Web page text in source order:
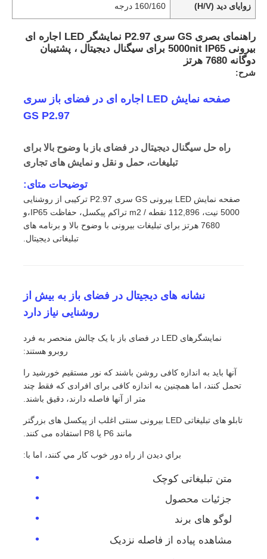
محصولات
ویدیو
نمایش VR
بازدید از کارخانه
زوایای دید (H/V) 160/160 درجه
راهنمای بصری GS سری P2.97 نمایشگر LED اجاره ای
بیرونی 5000nit IP65 برای سیگنال دیجیتال ، پشتیبان
دوگانه 7680 هرتز
شرح:
صفحه نمایش LED اجاره ای در فضای باز سری
GS P2.97
راه حل سیگنال دیجیتال در فضای باز با وضوح بالا برای
تبلیغات، حمل و نقل و نمایش های تجاری
توضیحات متای:
صفحه نمایش LED بیرونی GS سری P2.97 ترکیبی از روشنایی
5000 نیت، 112,896 نقطه / m2 تراکم پیکسل، حفاظت IP65،و
7680 هرتز برای تبلیغات بیرونی با وضوح بالا و برنامه های
تبلیغاتی دیجیتال.
نشانه های دیجیتال در فضای باز به بیش از
روشنایی نیاز دارد
نمایشگرهای LED در فضای باز با یک چالش منحصر به فرد
روبرو هستند:
آنها باید به اندازه کافی روشن باشند که نور مستقیم خورشید را
تحمل کنند، اما همچنین به اندازه کافی برای افرادی که فقط چند
متر از آنها فاصله دارند، دقیق باشند.
تابلو های تبلیغاتی LED بیرونی سنتی اغلب از پیکسل های بزرگتر
مانند P6 یا P8 استفاده می کنند.
براي ديدن از راه دور خوب کار مي کنند، اما با:
متن تبلیغاتی کوچک
جزئیات محصول
لوگو های برند
مشاهده پیاده از فاصله نزدیک